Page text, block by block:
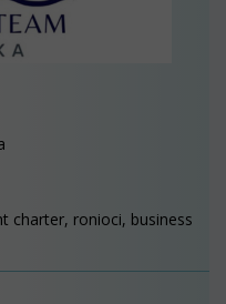
charter, ronioci, business